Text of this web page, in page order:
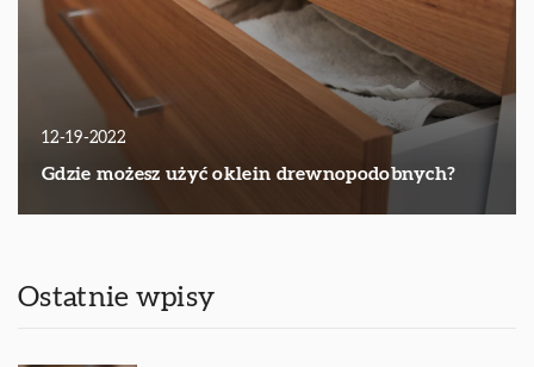
12-19-2022
Gdzie możesz użyć oklein drewnopodobnych?
Ostatnie wpisy